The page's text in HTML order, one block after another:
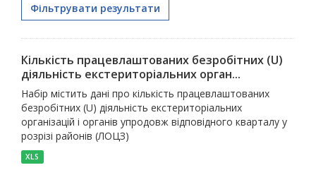
Фільтрувати результати
Кількість працевлаштованих безробітних (U)
діяльність екстериторіальних орган...
Набір містить дані про кількість працевлаштованих
безробітних (U) діяльність екстериторіальних
організацій і органів упродовж відповідного кварталу у
розрізі районів (ЛОЦЗ)
XLS